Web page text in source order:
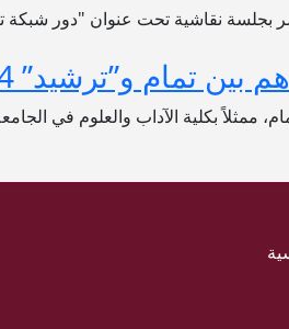
بجلسة نقاشية تحت عنوان "دور شبكة
تمام و”ترشيد” 23/7/2024
ممثلاً بكلية الآداب والعلوم في